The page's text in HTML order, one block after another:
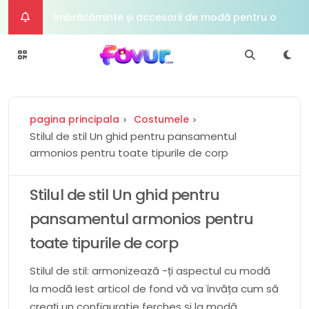
Îmbrăcăminte și accesorii de modă pentru o zi
de Îndrăgostiți elegantă
Dapper Man Fashion Forward Împreună și
nostru de seră și descoperă o lume de mirare
Tech Titan Viitorul cadourilor pentru
cunoscătorul digital
DIY Darling Darling 50+ Cadouri pricepute
pentru a face împreună la aniversarea ta
pagina principala Costumele
Stilul de stil Un ghid pentru pansamentul
armonios pentru toate tipurile de corp
Stilul de stil Un ghid pentru
pansamentul armonios pentru
toate tipurile de corp
Stilul de stil: armonizează -ți aspectul cu modă
la modă Iest articol de fond vă va învăța cum să